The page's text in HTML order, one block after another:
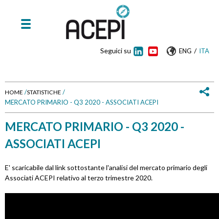
ENG / ITA
Seguici su
T
u
s
e
HOME /STATISTICHE /
MERCATO PRIMARIO - Q3 2020 - ASSOCIATI ACEPI
MERCATO PRIMARIO - Q3 2020 -
ASSOCIATI ACEPI
E' scaricabile dal link sottostante l'analisi del mercato primario degli
Associati ACEPI relativo al terzo trimestre 2020.